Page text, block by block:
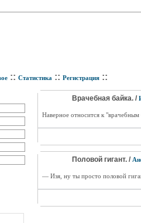
:: Статистика :: Регистрация ::
Врачебная байка. /
Наверное относится к "врачебным
Половой гигант. /
— Изя, ну ты просто половой